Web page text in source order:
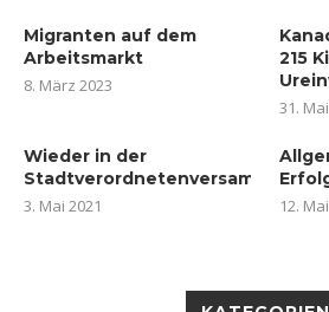
Migranten auf dem
Arbeitsmarkt
8. März 2023
215
31.
Wieder in der
Stadtverordnetenversammlung
3. Mai 2021
12.